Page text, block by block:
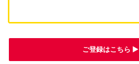
ご登録はこちら ▶